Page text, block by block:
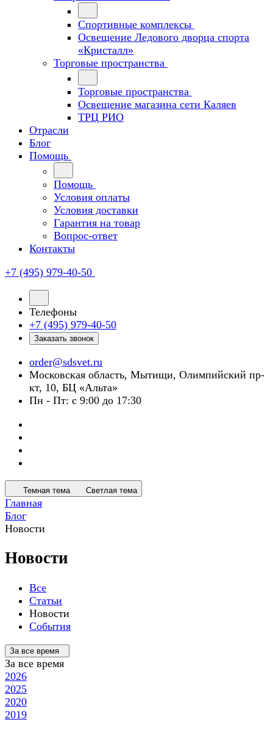
Спортивные комплексы
Освещение Ледового дворца спорта
«Кристалл»
Торговые пространства
Торговые пространства
Освещение магазина сети Каляев
ТРЦ РИО
Отрасли
Блог
Помощь
Помощь
Условия оплаты
Условия доставки
Гарантия на товар
Вопрос-ответ
Контакты
+7 (495) 979-40-50
Телефоны
+7 (495) 979-40-50
Заказать звонок
order@sdsvet.ru
Московская область, Мытищи, Олимпийский пр-
кт, 10, БЦ «Альта»
Пн - Пт: с 9:00 до 17:30
Темная тема Светлая тема
Главная
Блог
Новости
Новости
Все
Статьи
Новости
События
За все время
За все время
2026
2025
2020
2019